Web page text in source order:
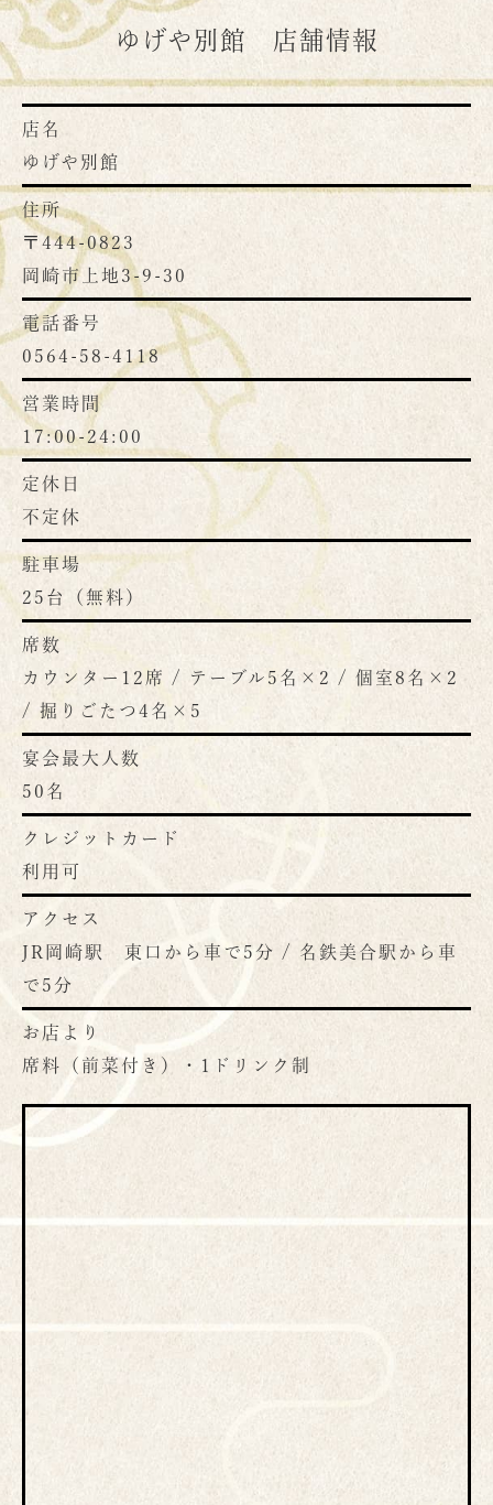
ゆげや別館 店舗情報
店名
ゆげや別館
住所
〒444-0823
岡崎市上地3-9-30
電話番号
0564-58-4118
営業時間
17:00-24:00
定休日
不定休
駐車場
25台（無料）
席数
カウンター12席 / テーブル5名×2 / 個室8名×2
/ 掘りごたつ4名×5
宴会最大人数
50名
クレジットカード
利用可
アクセス
JR岡崎駅 東口から車で5分 / 名鉄美合駅から車
で5分
お店より
席料（前菜付き）・1ドリンク制